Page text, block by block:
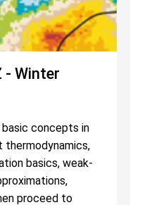
- Winter
concepts in
thermodynamics,
basics, weak-
proceed to